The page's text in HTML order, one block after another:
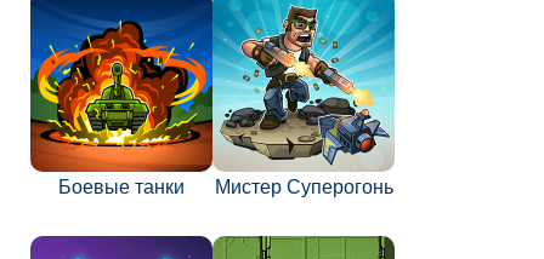
Боевые танки Мистер Суперогонь